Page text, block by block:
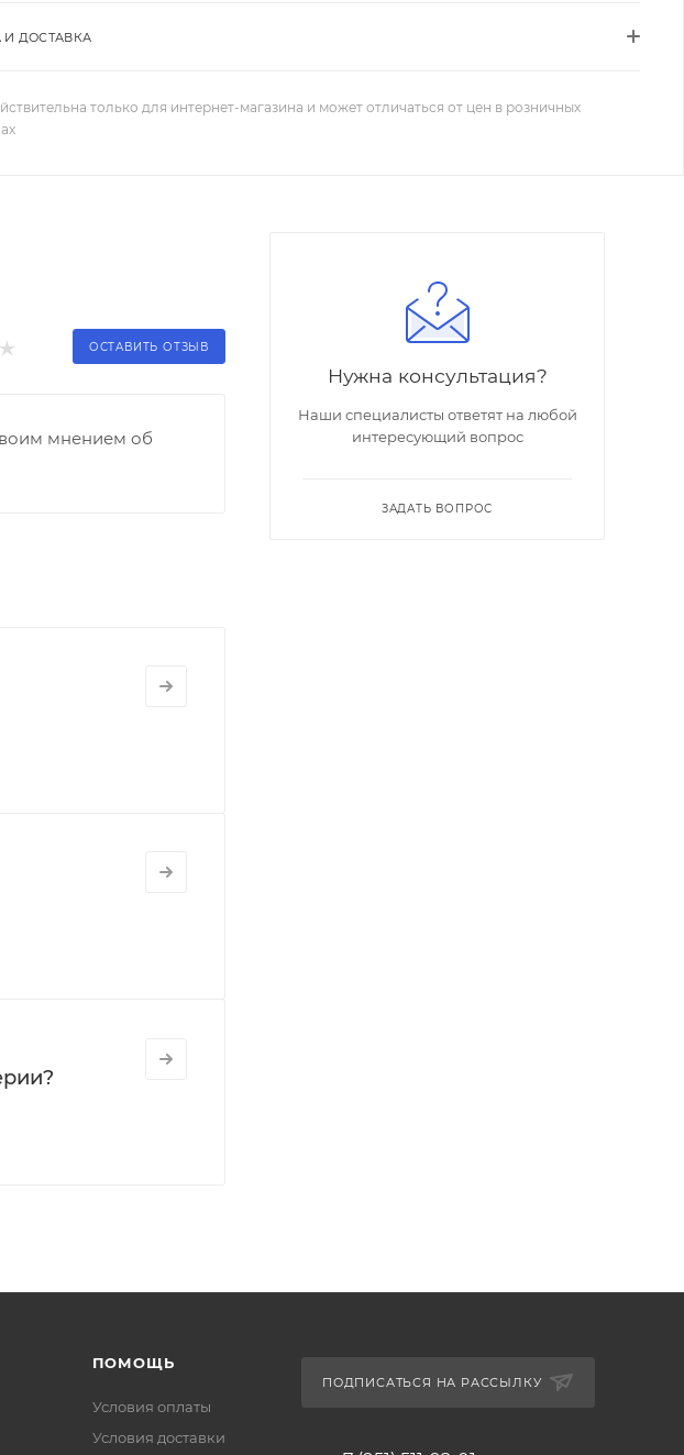
И ДОСТАВКА
только для интернет-магазина и может отличаться от цен в розничных
ОСТАВИТЬ ОТЗЫВ
мнением об
Нужна консультация?
Наши специалисты ответят на любой
интересующий вопрос
ЗАДАТЬ ВОПРОС
ПОМОЩЬ
Условия оплаты
Условия доставки
ПОДПИСАТЬСЯ НА РАССЫЛКУ